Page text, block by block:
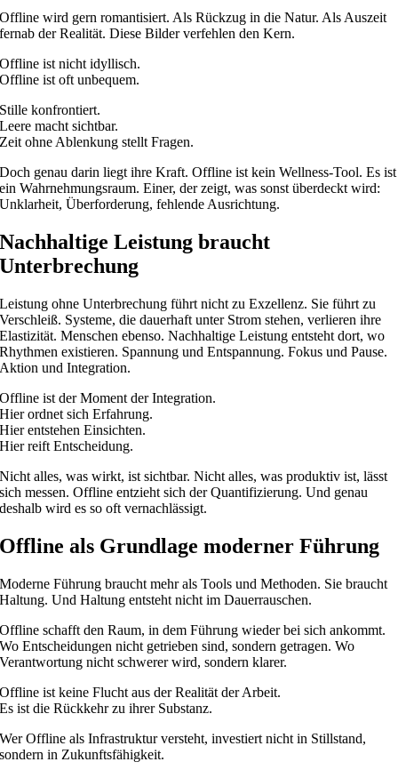
Offline wird gern romantisiert. Als Rückzug in die Natur. Als Auszeit
fernab der Realität. Diese Bilder verfehlen den Kern.
Offline ist nicht idyllisch.
Offline ist oft unbequem.
Stille konfrontiert.
Leere macht sichtbar.
Zeit ohne Ablenkung stellt Fragen.
Doch genau darin liegt ihre Kraft. Offline ist kein Wellness-Tool. Es ist
ein Wahrnehmungsraum. Einer, der zeigt, was sonst überdeckt wird:
Unklarheit, Überforderung, fehlende Ausrichtung.
Nachhaltige Leistung braucht
Unterbrechung
Leistung ohne Unterbrechung führt nicht zu Exzellenz. Sie führt zu
Verschleiß. Systeme, die dauerhaft unter Strom stehen, verlieren ihre
Elastizität. Menschen ebenso. Nachhaltige Leistung entsteht dort, wo
Rhythmen existieren. Spannung und Entspannung. Fokus und Pause.
Aktion und Integration.
Offline ist der Moment der Integration.
Hier ordnet sich Erfahrung.
Hier entstehen Einsichten.
Hier reift Entscheidung.
Nicht alles, was wirkt, ist sichtbar. Nicht alles, was produktiv ist, lässt
sich messen. Offline entzieht sich der Quantifizierung. Und genau
deshalb wird es so oft vernachlässigt.
Offline als Grundlage moderner Führung
Moderne Führung braucht mehr als Tools und Methoden. Sie braucht
Haltung. Und Haltung entsteht nicht im Dauerrauschen.
Offline schafft den Raum, in dem Führung wieder bei sich ankommt.
Wo Entscheidungen nicht getrieben sind, sondern getragen. Wo
Verantwortung nicht schwerer wird, sondern klarer.
Offline ist keine Flucht aus der Realität der Arbeit.
Es ist die Rückkehr zu ihrer Substanz.
Wer Offline als Infrastruktur versteht, investiert nicht in Stillstand,
sondern in Zukunftsfähigkeit.